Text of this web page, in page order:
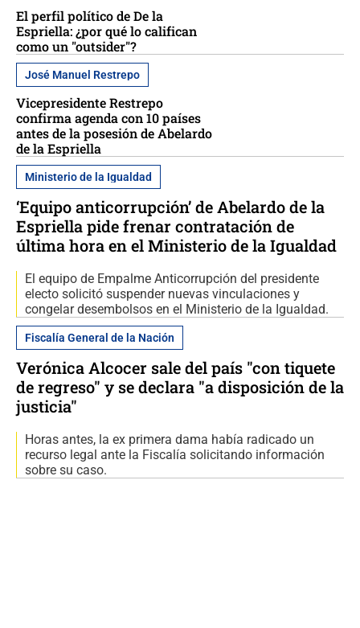
El perfil político de De la
Espriella: ¿por qué lo califican
como un "outsider"?
José Manuel Restrepo
Vicepresidente Restrepo
confirma agenda con 10 países
antes de la posesión de Abelardo
de la Espriella
Ministerio de la Igualdad
‘Equipo anticorrupción’ de Abelardo de la
Espriella pide frenar contratación de
última hora en el Ministerio de la Igualdad
El equipo de Empalme Anticorrupción del presidente
electo solicitó suspender nuevas vinculaciones y
congelar desembolsos en el Ministerio de la Igualdad.
Fiscalía General de la Nación
Verónica Alcocer sale del país "con tiquete
de regreso" y se declara "a disposición de la
justicia"
Horas antes, la ex primera dama había radicado un
recurso legal ante la Fiscalía solicitando información
sobre su caso.